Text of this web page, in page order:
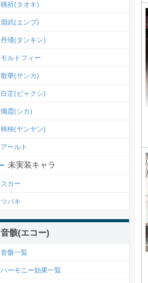
桃祈(タオキ)
淵武(エンブ)
丹瑾(タンキン)
モルトフィー
散華(サンカ)
白芷(ビャクシ)
熾霞(シカ)
秧秧(ヤンヤン)
アールト
未実装キャラ
スカー
ツバキ
音骸(エコー)
音骸一覧
ハーモニー効果一覧